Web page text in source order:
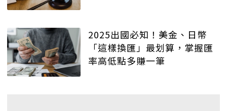
2025出國必知！美金、日幣
「這樣換匯」最划算，掌握匯
率高低點多賺一筆